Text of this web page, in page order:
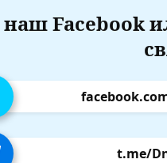
Facebook
t.me/